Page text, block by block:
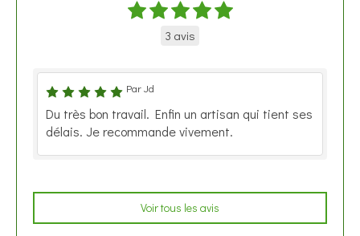
3 avis
Par Jd
Du très bon travail. Enfin un artisan qui tient ses
délais. Je recommande vivement.
Voir tous les avis